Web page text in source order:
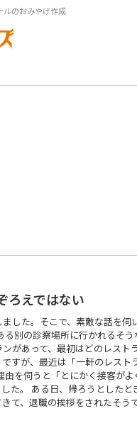
ルのおみやげ作成
ろえではない
した。そこで、素敵な話を伺
別の診察場所に行かれるそう
があって、最初はどのレスト
すが、最近は「一軒のレスト
を伺うと「とにかく接客がよ
た。 ある日、帰ろうとしたと
て、退職の挨拶をされたそう